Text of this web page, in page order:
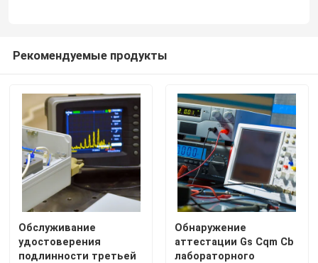
Новости
Спросите цитату
Европейские службы сертификации
Сертификационные услуги Северной Америки
Китайские сертификационные услуги
Рекомендуемые продукты
Обслуживание
удостоверения
подлинности третьей
Обнаружение
аттестации Gs Cqm Cb
лабораторного